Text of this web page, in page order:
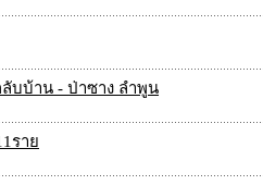
บบ้าน - ป่าซาง ลำพูน
ราย